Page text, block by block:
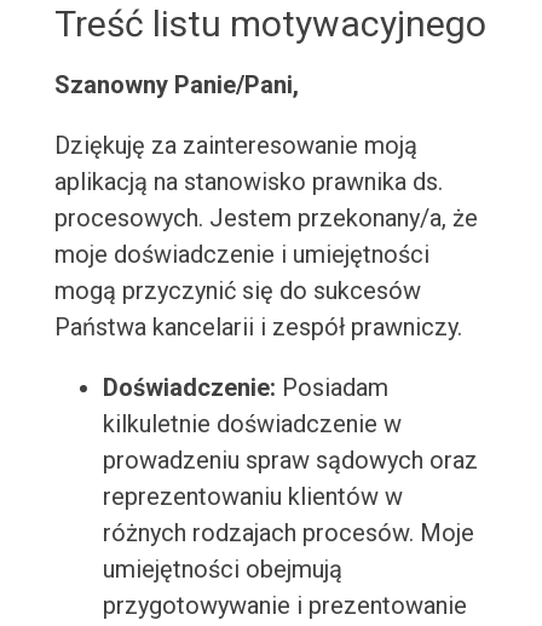
Treść listu motywacyjnego
Szanowny Panie/Pani,
Dziękuję za zainteresowanie moją
aplikacją na stanowisko prawnika ds.
procesowych. Jestem przekonany/a, że
moje doświadczenie i umiejętności
mogą przyczynić się do sukcesów
Państwa kancelarii i zespół prawniczy.
Doświadczenie: Posiadam
kilkuletnie doświadczenie w
prowadzeniu spraw sądowych oraz
reprezentowaniu klientów w
różnych rodzajach procesów. Moje
umiejętności obejmują
przygotowywanie i prezentowanie